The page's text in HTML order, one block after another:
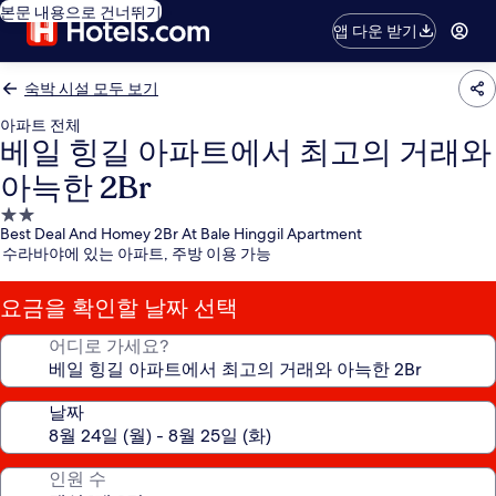
본문 내용으로 건너뛰기
앱 다운 받기
숙박 시설 모두 보기
아파트 전체
베일 힝길 아파트에서 최고의 거래와
아늑한 2Br
2.0
성
급
숙
박
시
Best Deal And Homey 2Br At Bale Hinggil Apartment
수라바야에 있는 아파트, 주방 이용 가능
요금을 확인할 날짜 선택
어디로 가세요?
날짜
인원 수